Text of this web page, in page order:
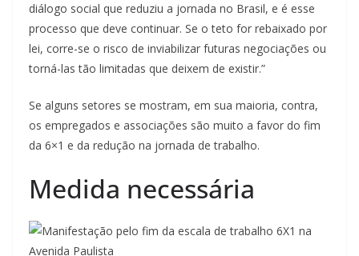
diálogo social que reduziu a jornada no Brasil, e é esse
processo que deve continuar. Se o teto for rebaixado por
lei, corre-se o risco de inviabilizar futuras negociações ou
torná-las tão limitadas que deixem de existir.”
Se alguns setores se mostram, em sua maioria, contra,
os empregados e associações são muito a favor do fim
da 6×1 e da redução na jornada de trabalho.
Medida necessária